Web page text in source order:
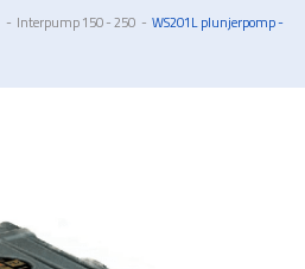
- Interpump 150 - 250 - WS201L plunjerpomp -